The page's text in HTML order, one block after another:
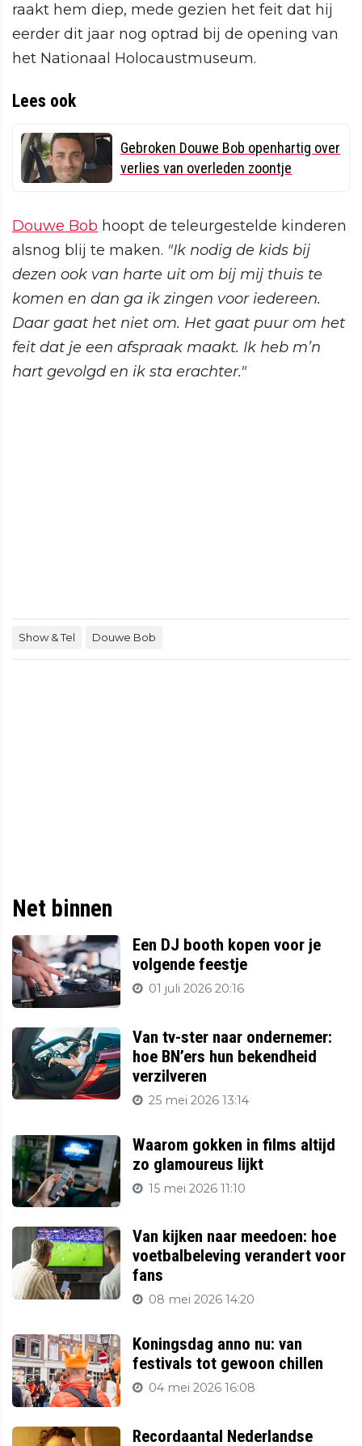
raakt hem diep, mede gezien het feit dat hij
eerder dit jaar nog optrad bij de opening van
het Nationaal Holocaustmuseum.
Lees ook
Gebroken Douwe Bob openhartig over
verlies van overleden zoontje
Douwe Bob hoopt de teleurgestelde kinderen
alsnog blij te maken. "Ik nodig de kids bij
dezen ook van harte uit om bij mij thuis te
komen en dan ga ik zingen voor iedereen.
Daar gaat het niet om. Het gaat puur om het
feit dat je een afspraak maakt. Ik heb m’n
hart gevolgd en ik sta erachter."
Show & Tel Douwe Bob
Net binnen
Een DJ booth kopen voor je
volgende feestje
01 juli 2026 20:16
Van tv-ster naar ondernemer:
hoe BN’ers hun bekendheid
verzilveren
25 mei 2026 13:14
Waarom gokken in films altijd
zo glamoureus lijkt
15 mei 2026 11:10
Van kijken naar meedoen: hoe
voetbalbeleving verandert voor
fans
08 mei 2026 14:20
Koningsdag anno nu: van
festivals tot gewoon chillen
04 mei 2026 16:08
Recordaantal Nederlandse